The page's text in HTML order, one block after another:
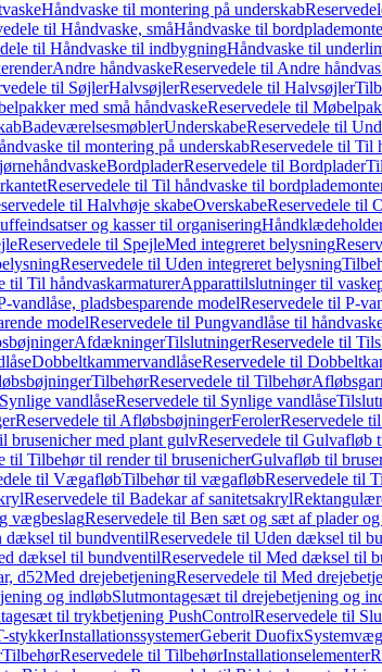
Håndvaske til montering på underskab
til Håndvaske, småHåndvaske til
til Håndvaske til indbygningHåndvaske til
Andre håndvaskeReservedele til Andre
til SøjlerHalvsøjlerReservedele til Halvsøjler
med små håndvaskeReservedele til
BadeværelsesmøblerUnderskabeReservedele til
til montering på underskabReservedele til Til
BordpladerReservedele til Bordplader
Reservedele til Til håndvaske til
til Halvhøje skabeOverskabeReservedele til
og kasser til organisering
Reservedele til SpejleMed integreret belysning
Reservedele til Uden integreret belysning
til Til håndvaskarmaturerApparattilslutninger til
vandlåse, pladsbesparende modelReservedele til P-
modelReservedele til Pungvandlåse til
AfdækningerTilslutningerReservedele til
DobbeltkammervandlåseReservedele til
TilbehørReservedele til Tilbehør
Synlige vandlåseReservedele til Synlige vandlåse
Reservedele til AfløbsbøjningerFerolerReservedele
brusenicher med plant gulvReservedele til Gulvafløb
til Tilbehør til render til brusenicherGulvafløb til
til VægafløbTilbehør til vægafløbReservedele til
Reservedele til Badekar af sanitetsakryl
vægbeslagReservedele til Ben sæt og sæt af plader
dæksel til bundventilReservedele til Uden dæksel til
dæksel til bundventilReservedele til Med dæksel til
d52Med drejebetjeningReservedele til Med
og indløbSlutmontagesæt til drejebetjening og
til trykbetjening PushControlReservedele til
stykkerInstallationssystemerGeberit Duofix
TilbehørReservedele til TilbehørInstallationselementer